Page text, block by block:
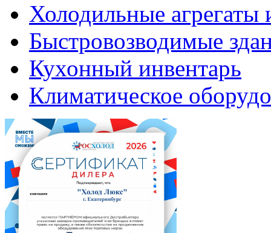
Холодильные агрегаты
Быстровозводимые
Кухонный инвентарь
Климатическое